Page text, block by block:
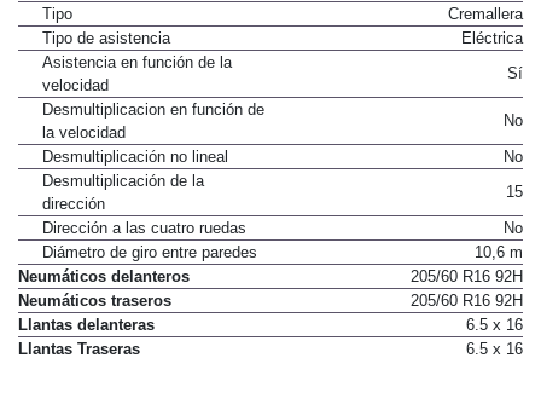
Tipo
Cremallera
Tipo de asistencia
Eléctrica
Asistencia en función de la
velocidad
Sí
Desmultiplicacion en función de
la velocidad
No
Desmultiplicación no lineal
No
Desmultiplicación de la
dirección
15
Dirección a las cuatro ruedas
No
Diámetro de giro entre paredes
10,6 m
Neumáticos delanteros
205/60 R16 92H
Neumáticos traseros
205/60 R16 92H
Llantas delanteras
6.5 x 16
Llantas Traseras
6.5 x 16